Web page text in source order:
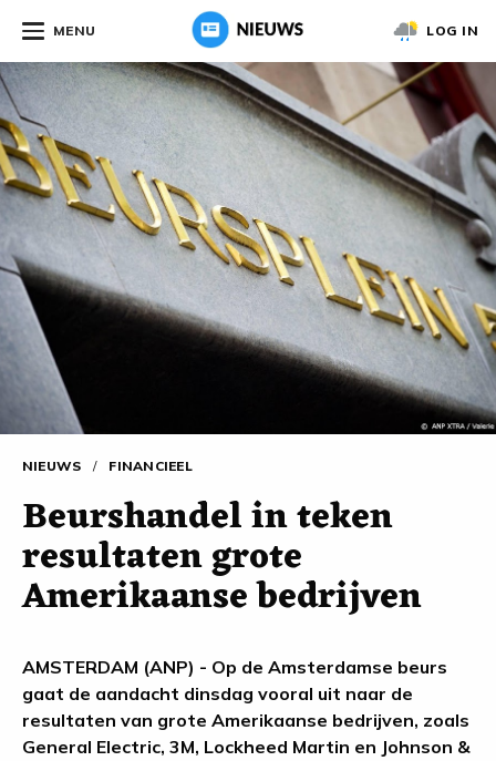
MENU LOG IN
NIEUWS / FINANCIEEL
Beurshandel in teken
resultaten grote
Amerikaanse bedrijven
AMSTERDAM (ANP) - Op de Amsterdamse beurs
gaat de aandacht dinsdag vooral uit naar de
resultaten van grote Amerikaanse bedrijven, zoals
General Electric, 3M, Lockheed Martin en Johnson &